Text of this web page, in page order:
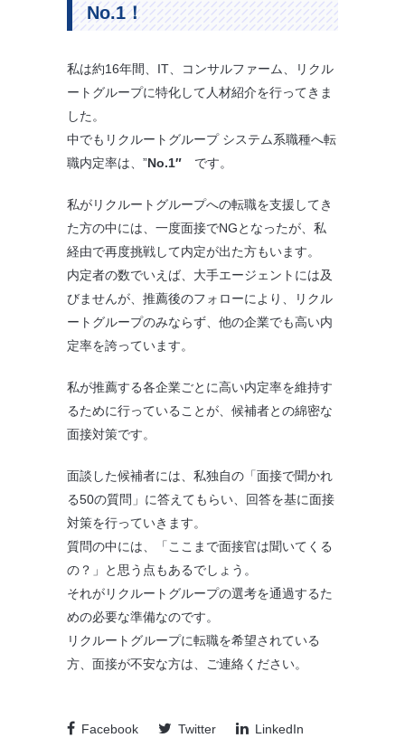
No.1！
私は約16年間、IT、コンサルファーム、リクル
ートグループに特化して人材紹介を行ってきま
した。
中でもリクルートグループ システム系職種へ転
職内定率は、”No.1″ です。
私がリクルートグループへの転職を支援してき
た方の中には、一度面接でNGとなったが、私
経由で再度挑戦して内定が出た方もいます。
内定者の数でいえば、大手エージェントには及
びませんが、推薦後のフォローにより、リクル
ートグループのみならず、他の企業でも高い内
定率を誇っています。
私が推薦する各企業ごとに高い内定率を維持す
るために行っていることが、候補者との綿密な
面接対策です。
面談した候補者には、私独自の「面接で聞かれ
る50の質問」に答えてもらい、回答を基に面接
対策を行っていきます。
質問の中には、「ここまで面接官は聞いてくる
の？」と思う点もあるでしょう。
それがリクルートグループの選考を通過するた
めの必要な準備なのです。
リクルートグループに転職を希望されている
方、面接が不安な方は、ご連絡ください。
Facebook Twitter LinkedIn